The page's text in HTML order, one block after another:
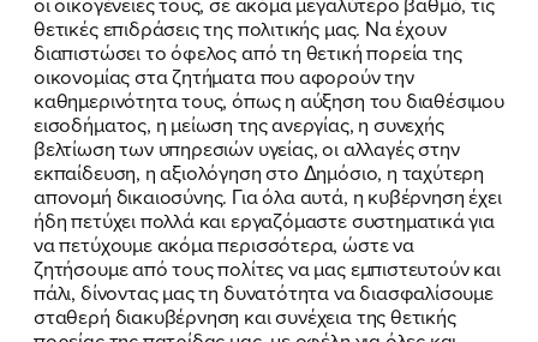
θετικές επιδράσεις της πολιτικής μας. Να έχουν
διαπιστώσει το όφελος από τη θετική πορεία της
οικονομίας στα ζητήματα που αφορούν την
καθημερινότητα τους, όπως η αύξηση του διαθέσιμου
εισοδήματος, η μείωση της ανεργίας, η συνεχής
βελτίωση των υπηρεσιών υγείας, οι αλλαγές στην
εκπαίδευση, η αξιολόγηση στο Δημόσιο, η ταχύτερη
απονομή δικαιοσύνης. Για όλα αυτά, η κυβέρνηση έχει
ήδη πετύχει πολλά και εργαζόμαστε συστηματικά για
να πετύχουμε ακόμα περισσότερα, ώστε να
ζητήσουμε από τους πολίτες να μας εμπιστευτούν και
πάλι, δίνοντας μας τη δυνατότητα να διασφαλίσουμε
σταθερή διακυβέρνηση και συνέχεια της θετικής